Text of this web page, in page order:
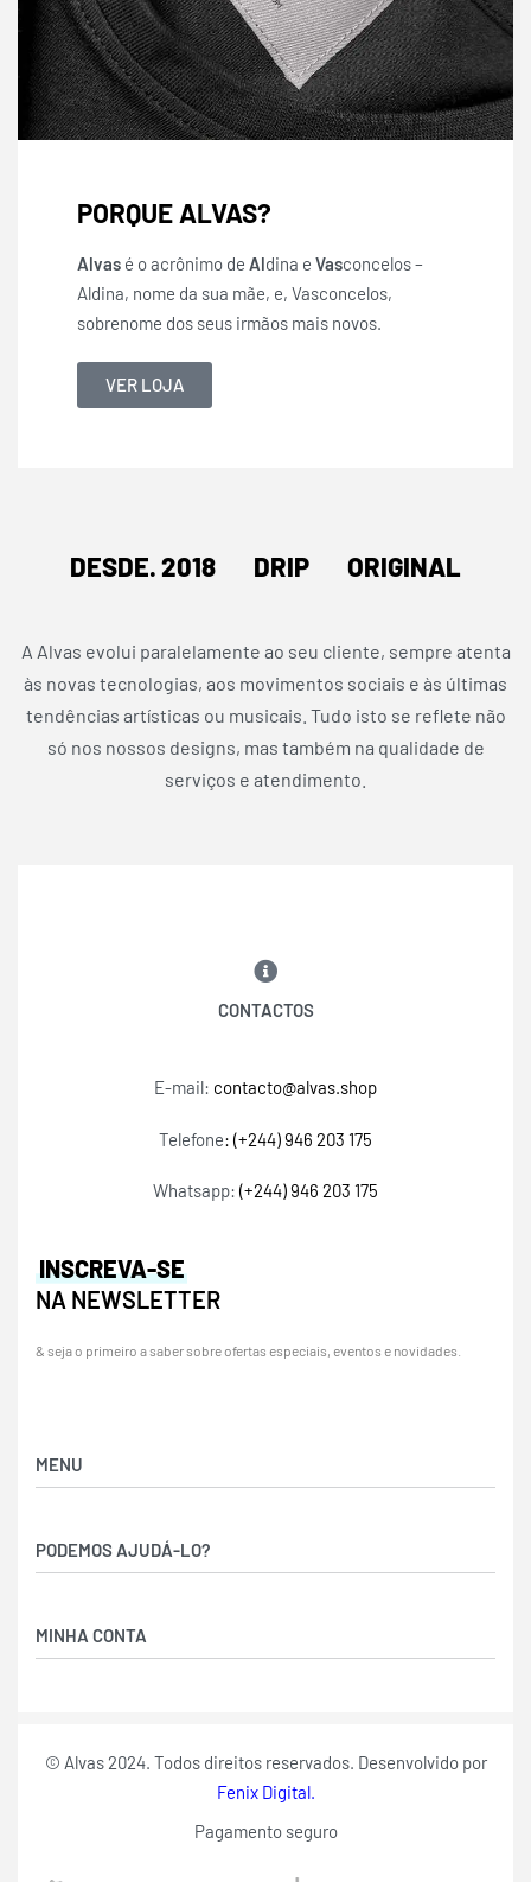
PORQUE ALVAS?
Alvas é o acrônimo de Aldina e Vasconcelos –
Aldina, nome da sua mãe, e, Vasconcelos,
sobrenome dos seus irmãos mais novos.
VER LOJA
DESDE. 2018 DRIP ORIGINAL
A Alvas evolui paralelamente ao seu cliente, sempre atenta
às novas tecnologias, aos movimentos sociais e às últimas
tendências artísticas ou musicais. Tudo isto se reflete não
só nos nossos designs, mas também na qualidade de
serviços e atendimento.
CONTACTOS
E-mail: contacto@alvas.shop
Telefone: (+244) 946 203 175
Whatsapp: (+244) 946 203 175
MENU
Loja
PODEMOS AJUDÁ-LO?
Devoluções & Reembolsos
MINHA CONTA
Carrinho
INSCREVA-SE
NA NEWSLETTER
& seja o primeiro a saber sobre ofertas especiais, eventos e novidades.
© Alvas 2024. Todos direitos reservados. Desenvolvido por
Fenix Digital.
Pagamento seguro